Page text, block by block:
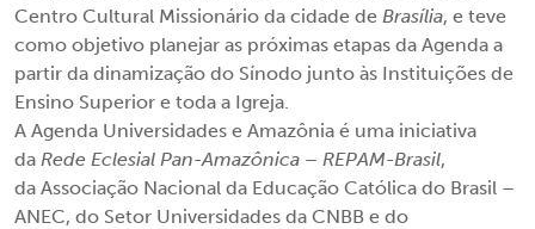
Centro Cultural Missionário da cidade de Brasília, e teve
como objetivo planejar as próximas etapas da Agenda a
partir da dinamização do Sínodo junto às Instituições de
Ensino Superior e toda a Igreja.
A Agenda Universidades e Amazônia é uma iniciativa
da Rede Eclesial Pan-Amazônica – REPAM-Brasil,
da Associação Nacional da Educação Católica do Brasil –
ANEC, do Setor Universidades da CNBB e do